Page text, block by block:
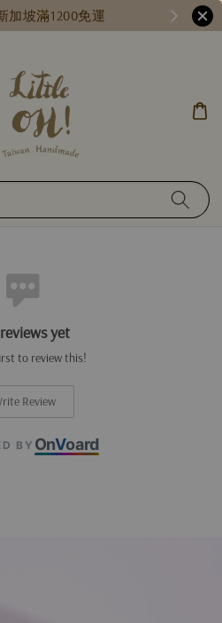
// 全館限時免運 //
yet
to review this!
Review
BY OnVoard